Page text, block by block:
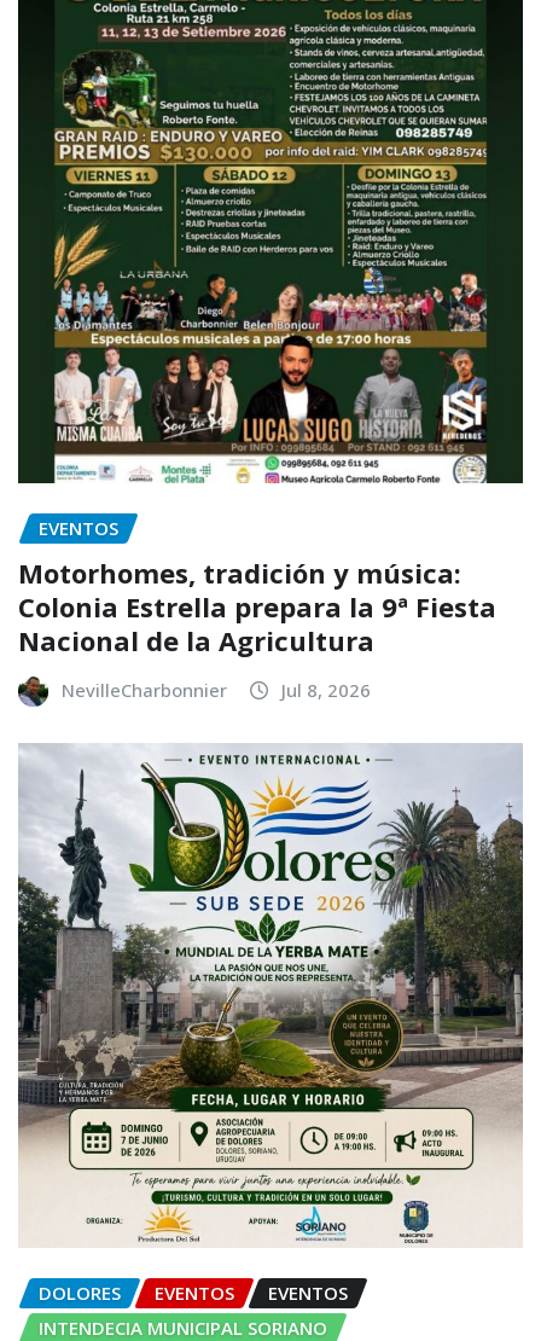
EVENTOS
Motorhomes, tradición y música:
Colonia Estrella prepara la 9ª Fiesta
Nacional de la Agricultura
NevilleCharbonnier Jul 8, 2026
DOLORES EVENTOS
EVENTOS
INTENDECIA MUNICIPAL SORIANO